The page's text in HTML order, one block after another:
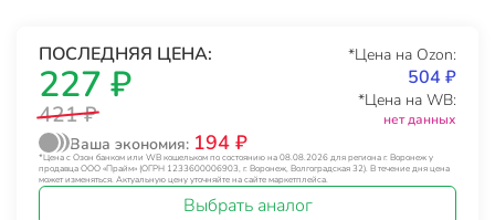
ПОСЛЕДНЯЯ ЦЕНА:
227 ₽
421 ₽
*Цена на Ozon:
504 ₽
*Цена на WB:
нет данных
Ваша экономия: 194 ₽
*Цена с Озон банком или WB кошельком по состоянию на 08.08.2026 для региона г. Воронеж у
продавца ООО «Прайм» (ОГРН 1233600006903, г. Воронеж, Волгоградская 32). В течение дня цена
может изменяться. Актуальную цену уточняйте на сайте маркетплейса.
Выбрать аналог